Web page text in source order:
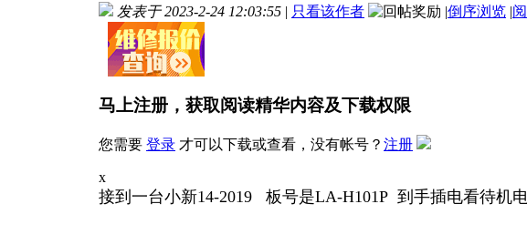
发表于 2023-2-24 12:03:55 | 只看该作者 |倒序浏览 |
马上注册，获取阅读精华内容及下载权限
您需要 登录 才可以下载或查看，没有帐号？ 注册
x
接到一台小新14-2019 板号是LA-H101P 到手插电看待机